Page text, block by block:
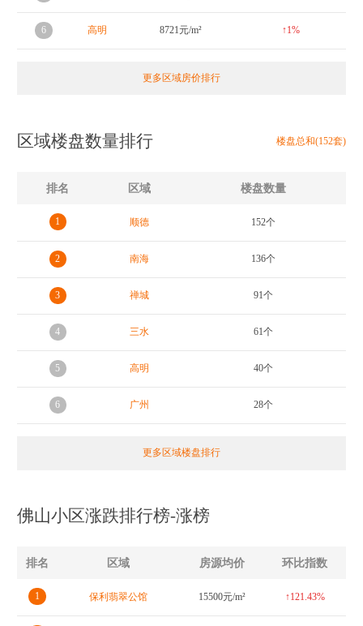
6 高明 8721元/m² ↑1%
更多区域房价排行
区域楼盘数量排行 楼盘总和(152套)
排名 区域 楼盘数量
1 顺德 152个
2 南海 136个
3 禅城 91个
4 三水 61个
5 高明 40个
6 广州 28个
更多区域楼盘排行
佛山小区涨跌排行榜-涨榜
排名 区域 房源均价 环比指数
1 保利翡翠公馆 15500元/m² ↑121.43%